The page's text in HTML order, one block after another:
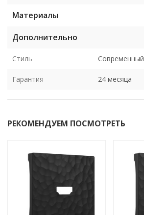
Материалы
Дополнительно
Стиль Современный
Гарантия 24 месяца
РЕКОМЕНДУЕМ ПОСМОТРЕТЬ